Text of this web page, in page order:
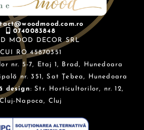
0740083848
MOOD DECOR SRL
CUI RO 45870351
nr. 5-7, Etaj 1, Brad, Hunedoara
nr. 351, Sat Țebea, Hunedoara
design: Str. Horticultorilor, nr. 12,
Cluj-Napoca, Cluj